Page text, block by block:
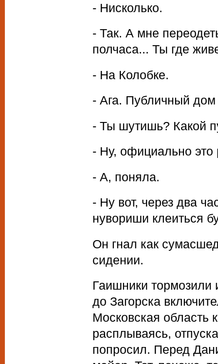
- Нисколько.
- Так. А мне
полчаса... Ты где
- На Колобке.
- Ага. Публичный
- Ты шутишь? Какой
- Ну, официально это
- А, поняла.
- Ну вот, через два
нувориши клеиться
Он гнал как
сидении.
Гаишники тормозили
до Загорска
Московская область
расплываясь,
попросил. Перед